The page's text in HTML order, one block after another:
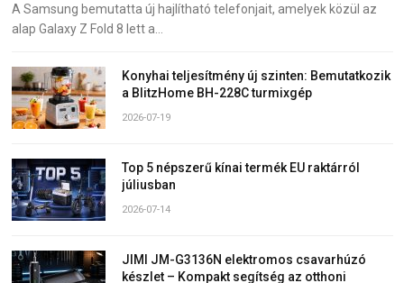
A Samsung bemutatta új hajlítható telefonjait, amelyek közül az
alap Galaxy Z Fold 8 lett a…
Konyhai teljesítmény új szinten: Bemutatkozik
a BlitzHome BH-228C turmixgép
2026-07-19
Top 5 népszerű kínai termék EU raktárról
júliusban
2026-07-14
JIMI JM-G3136N elektromos csavarhúzó
készlet – Kompakt segítség az otthoni